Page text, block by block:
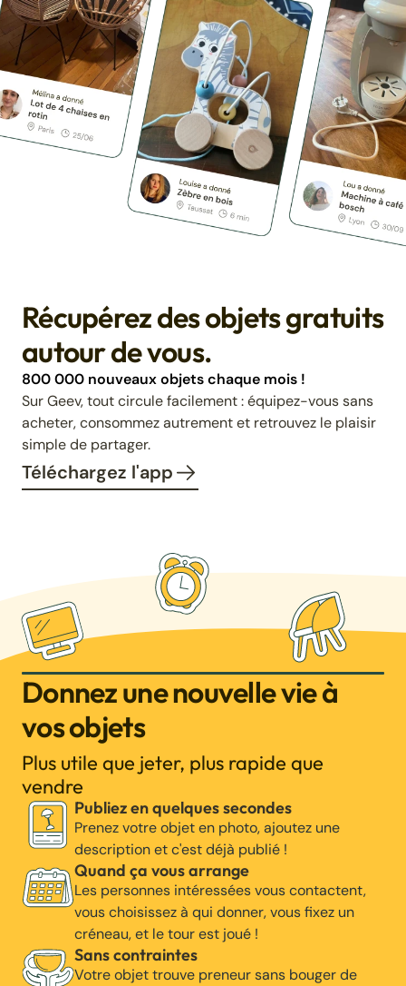
Récupérez des objets gratuits
autour de vous.
800 000 nouveaux objets chaque mois !
Sur Geev, tout circule facilement : équipez-vous sans
acheter, consommez autrement et retrouvez le plaisir
simple de partager.
Téléchargez l'app
Donnez une nouvelle vie à
vos objets
Plus utile que jeter, plus rapide que
vendre
Publiez en quelques secondes
Prenez votre objet en photo, ajoutez une
description et c'est déjà publié !
Quand ça vous arrange
Les personnes intéressées vous contactent,
vous choisissez à qui donner, vous fixez un
créneau, et le tour est joué !
Sans contraintes
Votre objet trouve preneur sans bouger de